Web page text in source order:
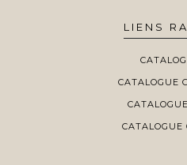
LIENS
CATALOGUE
CATALOGUE